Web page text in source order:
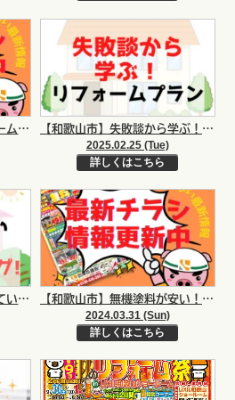
【和歌山市】水回りリフォーム・フッ素塗料がお得！！リフォームと塗装最新チラシ｜和歌山市・海南市・岩出市・紀の川市のリフォームと屋根外壁専門店 【和歌山市】失敗談から学ぶ！リフォームプラン！｜和歌山市・阪南市・岬町のリフォームと屋根外壁専門店
2025.02.25 (Tue)
詳しくはこちら
【和歌山市】意外と知られていないリフォームの適切なタイミング！！｜和歌山市・阪南市・岬町のリフォームと屋根外壁専門店 【和歌山市】無機塗料が安い！！屋根外壁リフォーム最新チラシ情報♪｜和歌山市海南市岩出市紀の川市リフォームと屋根外壁塗装専門店
2024.03.31 (Sun)
詳しくはこちら